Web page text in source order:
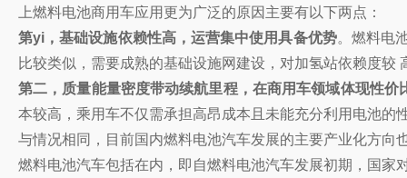
上燃料电池商用车应用更为广泛的原因主要有以下两点：
第yi，基础设施依赖性高，运营集中使用具备优势。燃料电
比较类似，需要成熟的基础设施网建设，对加氢站依赖度
第二，质量能量密度带动续航里程，在商用车领域体现性价
本较高，乘用车不仅需承担高昂成本且未能充分利用电池
与情况相同，目前国内燃料电池汽车发展的主要产业化方
燃料电池汽车包括在内，即自燃料电池汽车发展初期，国